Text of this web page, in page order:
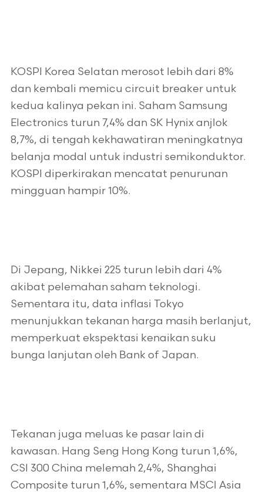
KOSPI Korea Selatan merosot lebih dari 8%
dan kembali memicu circuit breaker untuk
kedua kalinya pekan ini. Saham Samsung
Electronics turun 7,4% dan SK Hynix anjlok
8,7%, di tengah kekhawatiran meningkatnya
belanja modal untuk industri semikonduktor.
KOSPI diperkirakan mencatat penurunan
mingguan hampir 10%.
Di Jepang, Nikkei 225 turun lebih dari 4%
akibat pelemahan saham teknologi.
Sementara itu, data inflasi Tokyo
menunjukkan tekanan harga masih berlanjut,
memperkuat ekspektasi kenaikan suku
bunga lanjutan oleh Bank of Japan.
Tekanan juga meluas ke pasar lain di
kawasan. Hang Seng Hong Kong turun 1,6%,
CSI 300 China melemah 2,4%, Shanghai
Composite turun 1,6%, sementara MSCI Asia